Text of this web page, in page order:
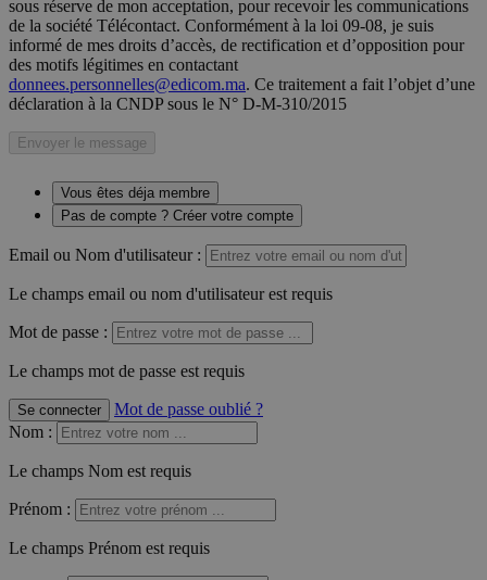
sous réserve de mon acceptation, pour recevoir les communications
de la société Télécontact. Conformément à la loi 09-08, je suis
informé de mes droits d’accès, de rectification et d’opposition pour
des motifs légitimes en contactant
donnees.personnelles@edicom.ma. Ce traitement a fait l’objet d’une
déclaration à la CNDP sous le N° D-M-310/2015
Envoyer le message
Vous êtes déja membre
Pas de compte ? Créer votre compte
Email ou Nom d'utilisateur :
Le champs email ou nom d'utilisateur est requis
Mot de passe :
Le champs mot de passe est requis
Se connecter
Mot de passe oublié ?
Nom :
Le champs Nom est requis
Prénom :
Le champs Prénom est requis